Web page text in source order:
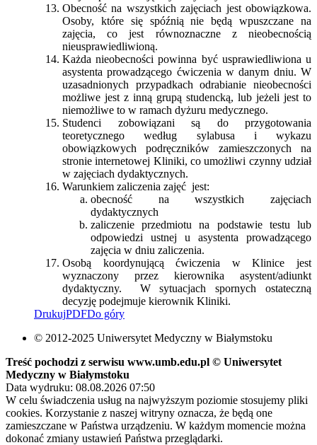
Obecność na wszystkich zajęciach jest obowiązkowa.
Osoby, które się spóźnią nie będą wpuszczane na
zajęcia, co jest równoznaczne z nieobecnością
nieusprawiedliwioną.
Każda nieobecności powinna być usprawiedliwiona u
asystenta prowadzącego ćwiczenia w danym dniu. W
uzasadnionych przypadkach odrabianie nieobecności
możliwe jest z inną grupą studencką, lub jeżeli jest to
niemożliwe to w ramach dyżuru medycznego.
Studenci zobowiązani są do przygotowania
teoretycznego według sylabusa i wykazu
obowiązkowych podręczników zamieszczonych na
stronie internetowej Kliniki, co umożliwi czynny udział
w zajęciach dydaktycznych.
Warunkiem zaliczenia zajęć jest:
obecność na wszystkich zajęciach
dydaktycznych
zaliczenie przedmiotu na podstawie testu lub
odpowiedzi ustnej u asystenta prowadzącego
zajęcia w dniu zaliczenia.
Osobą koordynującą ćwiczenia w Klinice jest
wyznaczony przez kierownika asystent/adiunkt
dydaktyczny. W sytuacjach spornych ostateczną
decyzję podejmuje kierownik Kliniki.
DrukujPDFDo góry
© 2012-2025 Uniwersytet Medyczny w Białymstoku
Treść pochodzi z serwisu www.umb.edu.pl © Uniwersytet
Medyczny w Białymstoku
Data wydruku: 08.08.2026 07:50
W celu świadczenia usług na najwyższym poziomie stosujemy pliki
cookies. Korzystanie z naszej witryny oznacza, że będą one
zamieszczane w Państwa urządzeniu. W każdym momencie można
dokonać zmiany ustawień Państwa przeglądarki.